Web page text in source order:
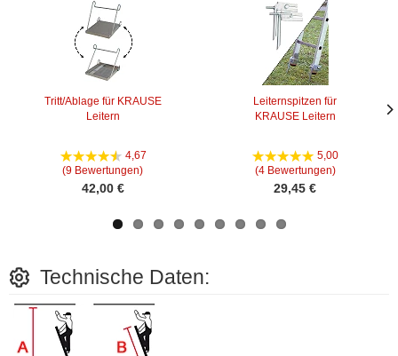
Tritt/Ablage für KRAUSE
Leitern
4,67
(9 Bewertungen)
42,00 €
Leiternspitzen für
KRAUSE Leitern
5,00
(4 Bewertungen)
29,45 €
Technische Daten: